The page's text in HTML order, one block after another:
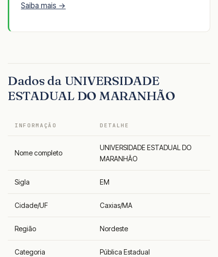
Saiba mais →
Dados da UNIVERSIDADE
ESTADUAL DO MARANHÃO
INFORMAÇÃO DETALHE
Nome completo
UNIVERSIDADE ESTADUAL DO
MARANHÃO
Sigla EM
Cidade/UF Caxias/MA
Região Nordeste
Categoria Pública Estadual